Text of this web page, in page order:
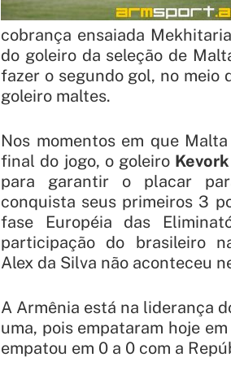
cobrança ensaiada
do goleiro da seleção de
fazer o segundo gol, no meio
goleiro maltes.
Nos momentos em que
final do jogo, o goleiro
para garantir o placar
conquista seus primeiros 3
fase Européia das
participação do brasileiro
Alex da Silva não aconteceu
A Armênia está na liderança
uma, pois empataram hoje
empatou em 0 a 0 com a